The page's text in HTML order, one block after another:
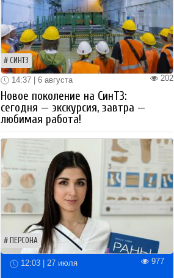
СИНТЗ
202
14:37 | 6 августа
Новое поколение на СинТЗ:
сегодня — экскурсия, завтра —
любимая работа!
ПЕРСОНА
12:03 | 27 июля 977